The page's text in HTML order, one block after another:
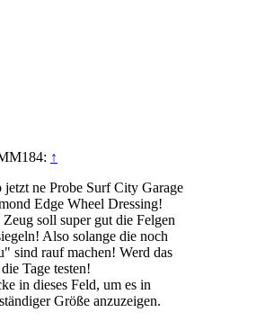
↑
jetzt ne Probe Surf City Garage
Edge Wheel Dressing!
Zeug soll super gut die Felgen
Also solange die noch
sind rauf machen! Werd das
Tage testen!
in dieses Feld, um es in
Größe anzuzeigen.